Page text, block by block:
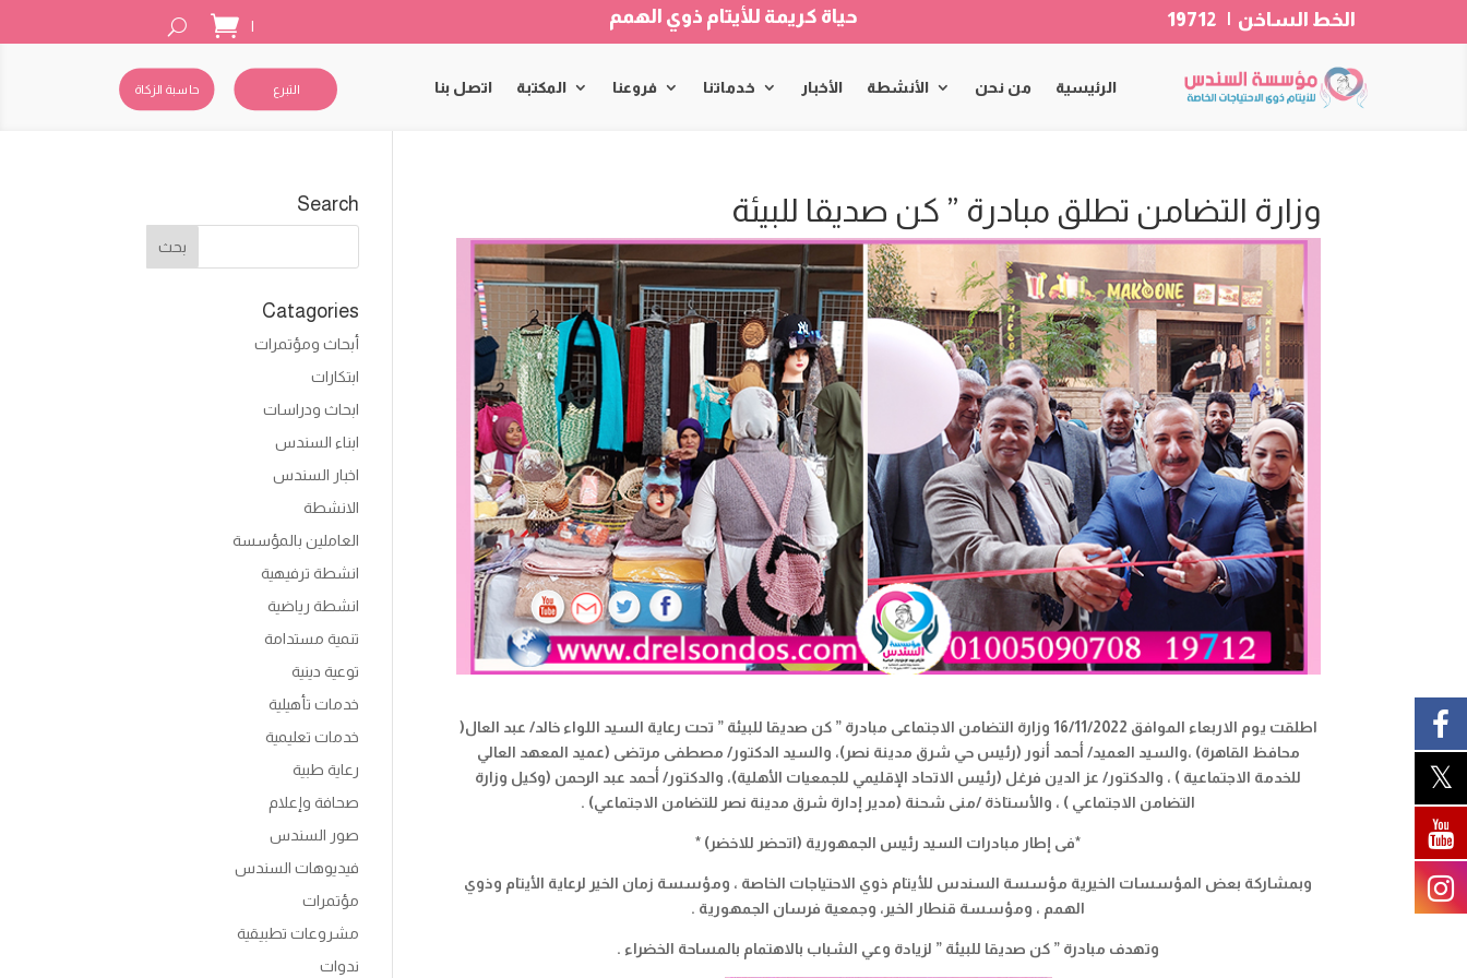
| حياة كريمة للأيتام ذوي الهمم الخط الساخن | 19712
التبرع حاسبة الزكاة الرئيسية من نحن الأنشطة الأخبار خدماتنا فروعنا المكتبة اتصل بنا
وزارة التضامن تطلق مبادرة ” كن صديقا للبيئة
اطلقت يوم الاربعاء الموافق 16/11/2022 وزارة التضامن الاجتماعى مبادرة ” كن صديقا للبيئة ” تحت رعاية السيد اللواء خالد/ عبد العال(
محافظ القاهرة) ،والسيد العميد/ أحمد أنور (رئيس حي شرق مدينة نصر)، والسيد الدكتور/ مصطفى مرتضى (عميد المعهد العالي
للخدمة الاجتماعية ) ، والدكتور/ عز الدين فرغل (رئيس الاتحاد الإقليمي للجمعيات الأهلية)، والدكتور/ أحمد عبد الرحمن (وكيل وزارة
التضامن الاجتماعي ) ، والأستاذة /منى شحنة (مدير إدارة شرق مدينة نصر للتضامن الاجتماعي) .
*فى إطار مبادرات السيد رئيس الجمهورية (اتحضر للاخضر) *
وبمشاركة بعض المؤسسات الخيرية مؤسسة السندس للأيتام ذوي الاحتياجات الخاصة ، ومؤسسة زمان الخير لرعاية الأيتام وذوي
الهمم ، ومؤسسة قنطار الخير، وجمعية فرسان الجمهورية .
وتهدف مبادرة ” كن صديقا للبيئة ” لزيادة وعي الشباب بالاهتمام بالمساحة الخضراء .
Search
Catagories
أبحاث ومؤتمرات
ابتكارات
ابحاث ودراسات
ابناء السندس
اخبار السندس
الانشطة
العاملين بالمؤسسة
انشطة ترفيهية
انشطة رياضية
تنمية مستدامة
توعية دينية
خدمات تأهيلية
خدمات تعليمية
رعاية طبية
صحافة وإعلام
صور السندس
فيديوهات السندس
مؤتمرات
مشروعات تطبيقية
ندوات